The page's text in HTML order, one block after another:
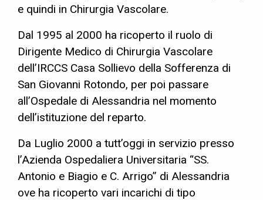
e quindi in Chirurgia Vascolare.
Dal 1995 al 2000 ha ricoperto il ruolo di
Dirigente Medico di Chirurgia Vascolare
dell’IRCCS Casa Sollievo della Sofferenza di
San Giovanni Rotondo, per poi passare
all’Ospedale di Alessandria nel momento
dell’istituzione del reparto.
Da Luglio 2000 a tutt’oggi in servizio presso
l’Azienda Ospedaliera Universitaria “SS.
Antonio e Biagio e C. Arrigo” di Alessandria
ove ha ricoperto vari incarichi di tipo